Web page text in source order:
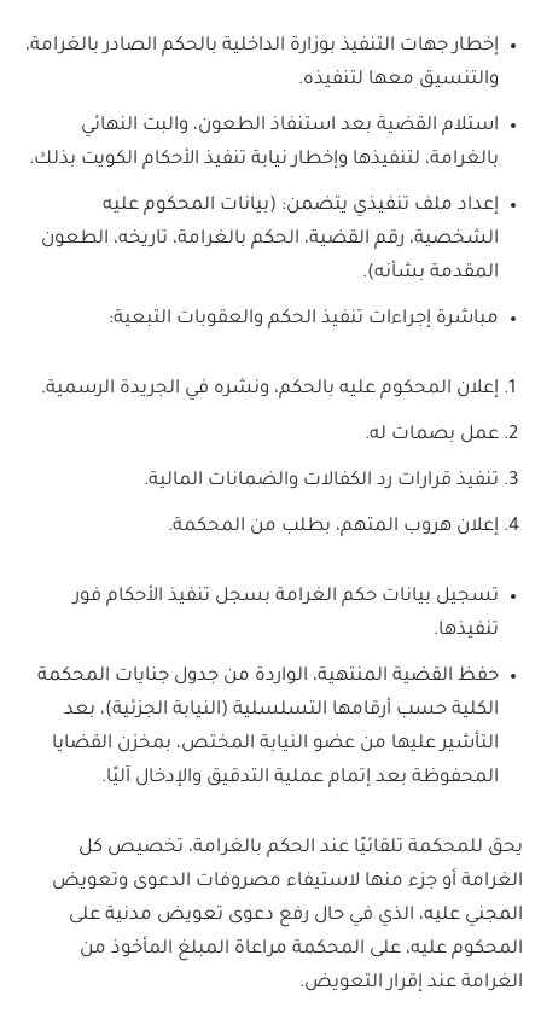
إخطار جهات التنفيذ بوزارة الداخلية بالحكم الصادر بالغرامة،
والتنسيق معها لتنفيذه.
استلام القضية بعد استنفاذ الطعون، والبت النهائي
بالغرامة، لتنفيذها وإخطار نيابة تنفيذ الأحكام الكويت بذلك.
إعداد ملف تنفيذي يتضمن: (بيانات المحكوم عليه
الشخصية، رقم القضية، الحكم بالغرامة، تاريخه، الطعون
المقدمة بشأنه).
مباشرة إجراءات تنفيذ الحكم والعقوبات التبعية:
إعلان المحكوم عليه بالحكم، ونشره في الجريدة الرسمية.
عمل بصمات له.
تنفيذ قرارات رد الكفالات والضمانات المالية.
إعلان هروب المتهم، بطلب من المحكمة.
تسجيل بيانات حكم الغرامة بسجل تنفيذ الأحكام فور
تنفيذها.
حفظ القضية المنتهية، الواردة من جدول جنايات المحكمة
الكلية حسب أرقامها التسلسلية (النيابة الجزئية)، بعد
التأشير عليها من عضو النيابة المختص، بمخزن القضايا
المحفوظة بعد إتمام عملية التدقيق والإدخال آليًا.
يحق للمحكمة تلقائيًا عند الحكم بالغرامة، تخصيص كل
الغرامة أو جزء منها لاستيفاء مصروفات الدعوى وتعويض
المجني عليه، الذي في حال رفع دعوى تعويض مدنية على
المحكوم عليه، على المحكمة مراعاة المبلغ المأخوذ من
الغرامة عند إقرار التعويض.